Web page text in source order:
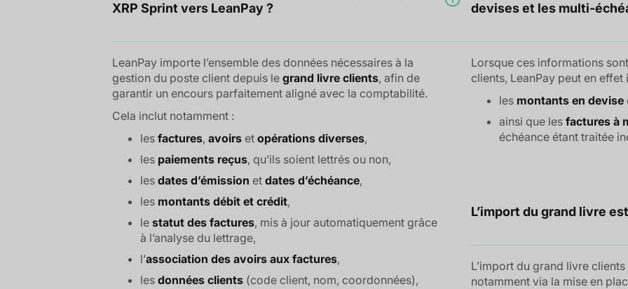
XRP Sprint vers LeanPay ?
LeanPay importe l’ensemble des données nécessaires à la
gestion du poste client depuis le grand livre clients, afin de
garantir un encours parfaitement aligné avec la comptabilité.
Cela inclut notamment :
les factures, avoirs et opérations diverses,
les paiements reçus, qu’ils soient lettrés ou non,
les dates d’émission et dates d’échéance,
les montants débit et crédit,
le statut des factures, mis à jour automatiquement grâce
à l’analyse du lettrage,
l’association des avoirs aux factures,
les données clients (code client, nom, coordonnées),
devises et les multi-
Lorsque ces informations
clients, LeanPay peut en effet
les montants en devise
ainsi que les factures à
échéance étant traitée
L’import du grand livre
L’import du grand livre
notamment via la mise en